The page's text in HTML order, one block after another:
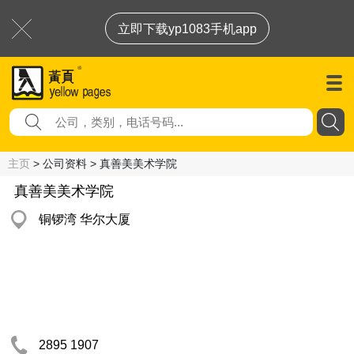
立即下载yp1083手机app
主页 > 公司资料 > 真善美美术学院
真善美美术学院
铜锣湾 华尔大厦
2895 1907